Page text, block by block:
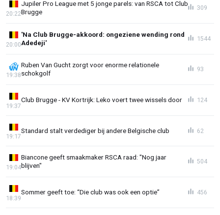
Jupiler Pro League met 5 jonge parels: van RSCA tot Club
Brugge
20:22
309
'Na Club Brugge-akkoord: ongeziene wending rond
Adedeji'
20:00
1544
Ruben Van Gucht zorgt voor enorme relationele
schokgolf
19:38
93
Club Brugge - KV Kortrijk: Leko voert twee wissels door
19:37
124
Standard stalt verdediger bij andere Belgische club
19:17
62
Biancone geeft smaakmaker RSCA raad: "Nog jaar
blijven"
19:04
504
Sommer geeft toe: “Die club was ook een optie”
18:39
456